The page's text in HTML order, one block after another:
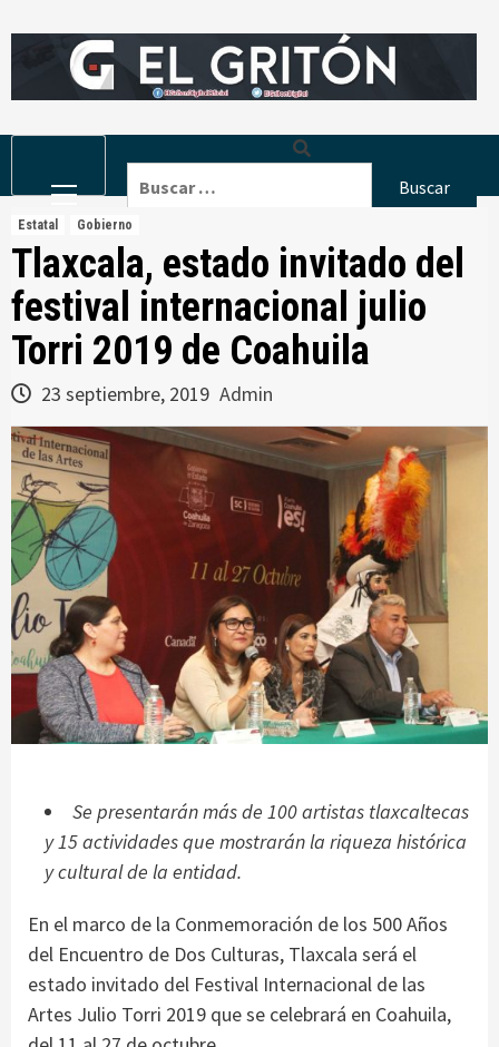
to
Menu
Estatal Gobierno
Tlaxcala, estado invitado del
festival internacional julio
Torri 2019 de Coahuila
23 septiembre, 2019 Admin
Se presentarán más de 100 artistas tlaxcaltecas
y 15 actividades que mostrarán la riqueza histórica
y cultural de la entidad.
En el marco de la Conmemoración de los 500 Años
del Encuentro de Dos Culturas, Tlaxcala será el
estado invitado del Festival Internacional de las
Artes Julio Torri 2019 que se celebrará en Coahuila,